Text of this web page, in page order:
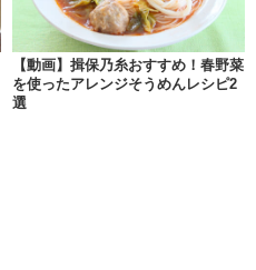
【動画】揖保乃糸おすすめ！春野菜
を使ったアレンジそうめんレシピ2
選